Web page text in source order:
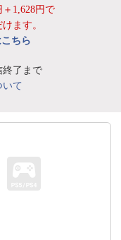
＋1,628円で
ます。
ちら
終了まで
て